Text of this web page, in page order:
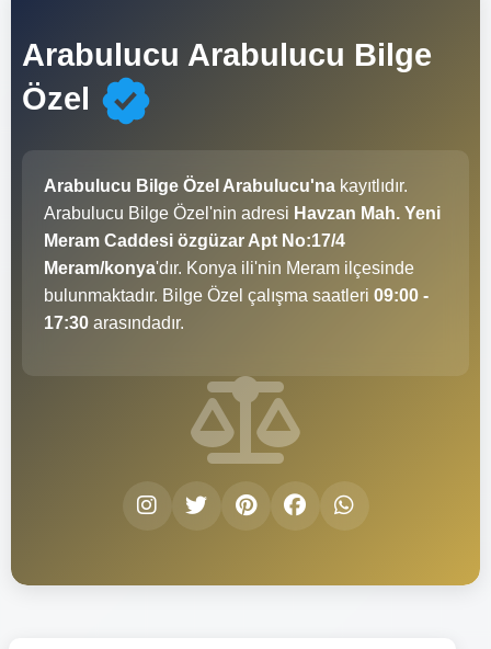
Arabulucu Arabulucu Bilge
Özel
Arabulucu Bilge Özel Arabulucu'na kayıtlıdır.
Arabulucu Bilge Özel'nin adresi Havzan Mah. Yeni
Meram Caddesi özgüzar Apt No:17/4
Meram/konya'dır. Konya ili'nin Meram ilçesinde
bulunmaktadır. Bilge Özel çalışma saatleri 09:00 -
17:30 arasındadır.